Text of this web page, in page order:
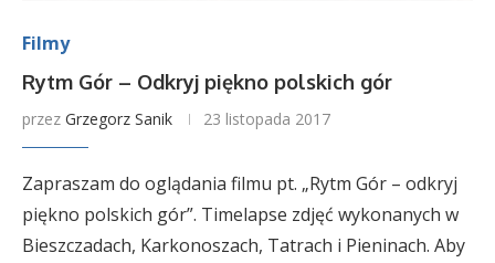
Filmy
Rytm Gór – Odkryj piękno polskich gór
przez Grzegorz Sanik 23 listopada 2017
Zapraszam do oglądania filmu pt. „Rytm Gór – odkryj
piękno polskich gór”. Timelapse zdjęć wykonanych w
Bieszczadach, Karkonoszach, Tatrach i Pieninach. Aby